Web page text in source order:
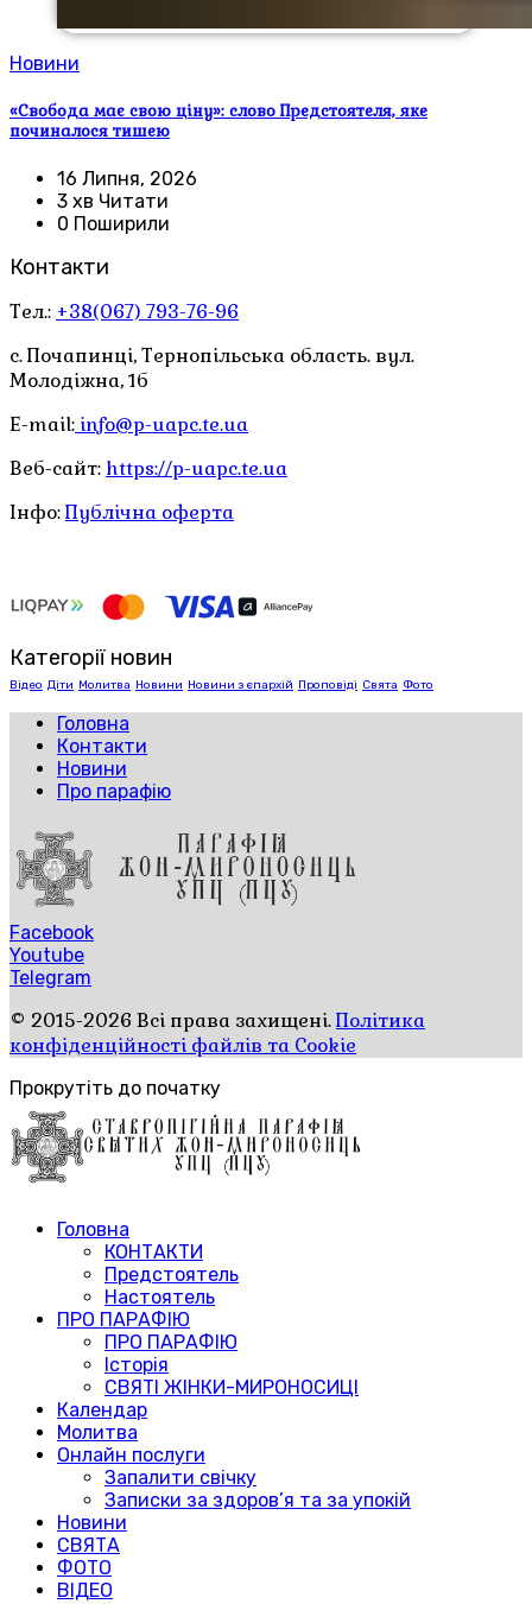
Новини
«Свобода має свою ціну»: слово Предстоятеля, яке
починалося тишею
16 Липня, 2026
3 хв Читати
0 Поширили
Контакти
Тел.: +38(067) 793-76-96
с. Почапинці, Тернопільська область. вул.
Молодіжна, 1б
E-mail: info@p-uapc.te.ua
Веб-сайт: https://p-uapc.te.ua
Інфо:Публічна оферта
Категорії новин
Відео Діти Молитва Новини Новини з єпархій Проповіді Свята Фото
Головна
Контакти
Новини
Про парафію
Facebook
Youtube
Telegram
© 2015-2026 Всі права захищені.Політика
конфіденційності файлів та Cookie
Прокрутіть до початку
Головна
КОНТАКТИ
Предстоятель
Настоятель
ПРО ПАРАФІЮ
ПРО ПАРАФІЮ
Історія
СВЯТІ ЖІНКИ-МИРОНОСИЦІ
Календар
Молитва
Онлайн послуги
Запалити свічку
Записки за здоров’я та за упокій
Новини
СВЯТА
ФОТО
ВІДЕО